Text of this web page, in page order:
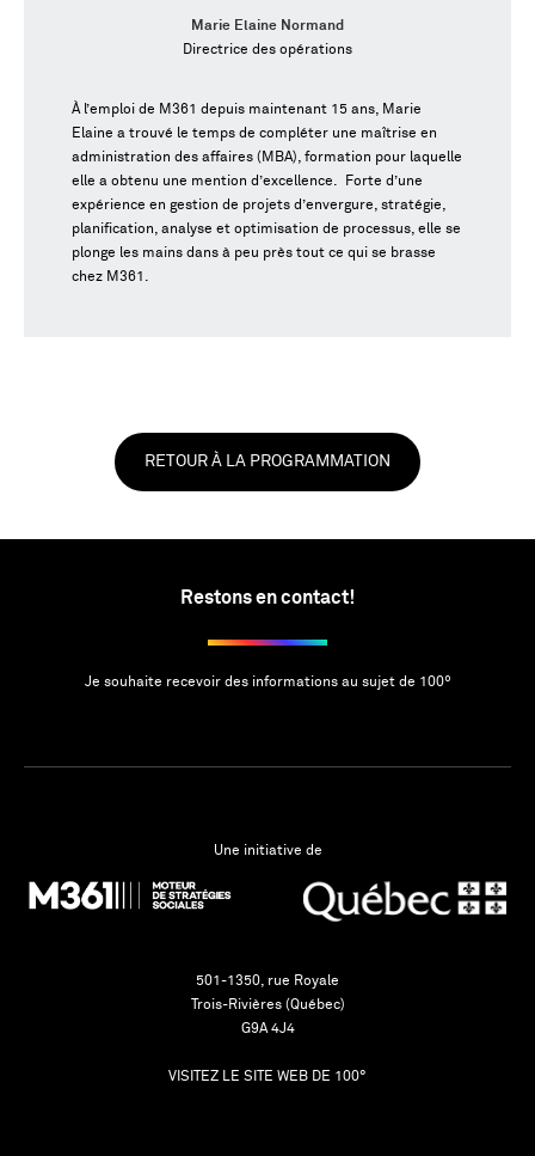
Marie Elaine Normand
Directrice des opérations
À l’emploi de M361 depuis maintenant 15 ans, Marie
Elaine a trouvé le temps de compléter une maîtrise en
administration des affaires (MBA), formation pour laquelle
elle a obtenu une mention d’excellence. Forte d’une
expérience en gestion de projets d’envergure, stratégie,
planification, analyse et optimisation de processus, elle se
plonge les mains dans à peu près tout ce qui se brasse
chez M361.
RETOUR À LA PROGRAMMATION
Restons en contact!
Je souhaite recevoir des informations au sujet de 100º
Une initiative de
501-1350, rue Royale
Trois-Rivières (Québec)
G9A 4J4
VISITEZ LE SITE WEB DE 100°